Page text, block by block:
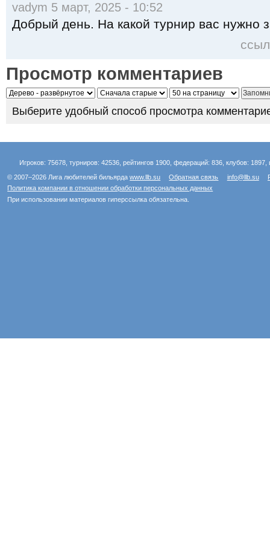
vadym 5 март, 2025 - 10:52
Добрый день. На какой турнир вас нужно
Просмотр комментариев
Выберите удобный способ просмотра
Игроков: 75678, турниров: 42536, рейтингов 1900, федераций: 836, клубов:
© 2007–2026 Лига любителей бильярдаwww.llb.su Обратная связь info@llb.su
Политика компании в отношении обработки персональных данных
При использовании материалов гиперссылка обязательна.